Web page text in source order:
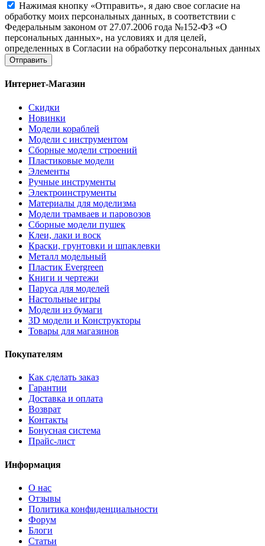
Нажимая кнопку «Отправить», я даю свое согласие на
обработку моих персональных данных, в соответствии с
Федеральным законом от 27.07.2006 года №152-ФЗ «О
персональных данных», на условиях и для целей,
определенных в Согласии на обработку персональных данных
Отправить
Интернет-Магазин
Скидки
Новинки
Модели кораблей
Модели с инструментом
Сборные модели строений
Пластиковые модели
Элементы
Ручные инструменты
Электроинструменты
Материалы для моделизма
Модели трамваев и паровозов
Сборные модели пушек
Клеи, лаки и воск
Краски, грунтовки и шпаклевки
Металл модельный
Пластик Evergreen
Книги и чертежи
Паруса для моделей
Настольные игры
Модели из бумаги
3D модели и Конструкторы
Товары для магазинов
Покупателям
Как сделать заказ
Гарантии
Доставка и оплата
Возврат
Контакты
Бонусная система
Прайс-лист
Информация
О нас
Отзывы
Политика конфиденциальности
Форум
Блоги
Статьи